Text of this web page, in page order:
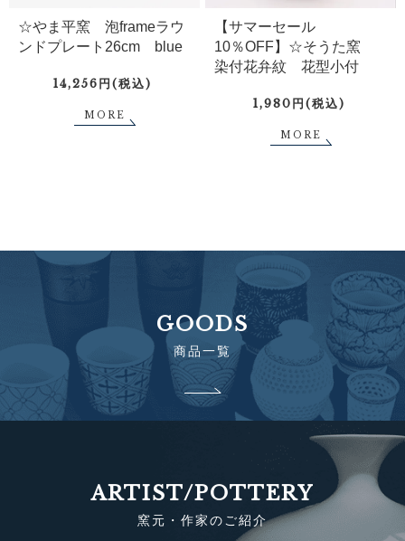
☆やま平窯 泡frameラウ
ンドプレート26cm blue
14,256円(税込)
MORE
【サマーセール
10％OFF】☆そうた窯
染付花弁紋 花型小付
1,980円(税込)
MORE
GOODS
商品一覧
ARTIST/POTTERY
窯元・作家のご紹介